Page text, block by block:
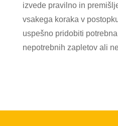
izvede pravilno in
vsakega koraka v
uspešno pridobiti
nepotrebnih zapletov ali